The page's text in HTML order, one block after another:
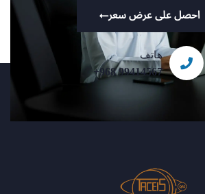
احصل على عرض سعر
هاتف
+968 99414567